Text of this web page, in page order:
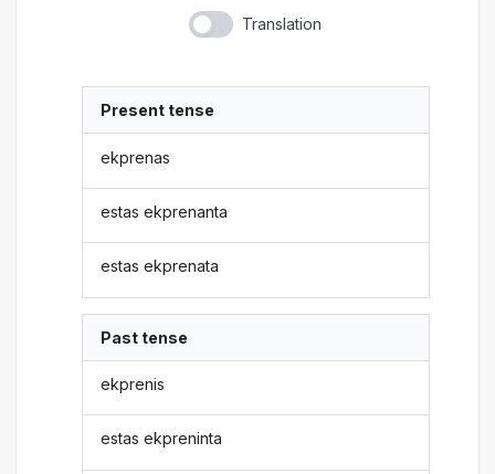
Translation
Present tense
ekprenas
estas ekprenanta
estas ekprenata
Past tense
ekprenis
estas ekpreninta